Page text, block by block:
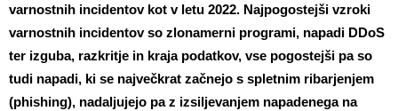
varnostnih incidentov kot v letu 2022. Najpogostejši vzroki
varnostnih incidentov so zlonamerni programi, napadi DDoS
ter izguba, razkritje in kraja podatkov, vse pogostejši pa so
tudi napadi, ki se največkrat začnejo s spletnim ribarjenjem
(phishing), nadaljujejo pa z izsiljevanjem napadenega na